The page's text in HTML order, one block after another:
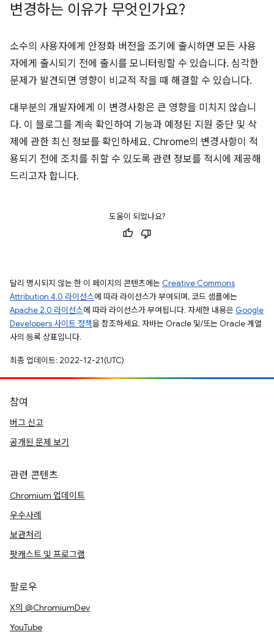
변경하는 이유가 무엇인가요?
소수의 사용자에게 안정화 버전을 조기에 출시하면 모든 사용
자에게 출시되기 전에 출시를 모니터링할 수 있습니다. 심각한
문제가 발견되면 영향이 비교적 작을 때 해결할 수 있습니다.
대부분의 개발자에게 이 변경사항은 큰 영향을 미치지 않습니
다. 이 블로그를 계속 확인하여 기능과 예정된 지원 중단 및 삭
제에 관한 최신 정보를 확인하세요. Chrome의 변경사항이 적
용되기 전에 조치를 취할 수 있도록 관련 정보를 적시에 제공해
드리고자 합니다.
도움이 되었나요?
달리 명시되지 않는 한 이 페이지의 콘텐츠에는 Creative Commons
Attribution 4.0 라이선스에 따라 라이선스가 부여되며, 코드 샘플에는
Apache 2.0 라이선스에 따라 라이선스가 부여됩니다. 자세한 내용은 Google
Developers 사이트 정책을 참조하세요. 자바는 Oracle 및/또는 Oracle 계열
사의 등록 상표입니다.
최종 업데이트: 2022-12-21(UTC)
참여
버그 신고
공개된 문제 보기
관련 콘텐츠
Chromium 업데이트
우수사례
보관처리
팟캐스트 및 프로그램
팔로우
X의 @ChromiumDev
YouTube